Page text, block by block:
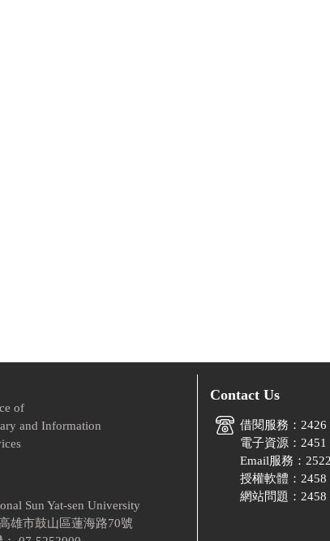
of
and Information
Sun Yat-sen University
雄市鼓山區蓮海路70號
Contact Us
借閱服務：2426
電子資源：2451
Email服務：2522
授權軟體：2458
網站問題：2458